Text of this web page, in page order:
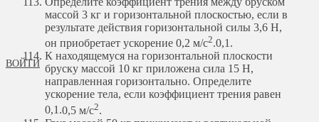
ВОЙТИ
массой 3 кг и горизонтальной плоскостью, если в
результате действия горизонтальной силы 3,6 Н,
он приобретает ускорение 0,2 м/с2.0,1.
К находящемуся на горизонтальной плоскости
бруску массой 10 кг приложена сила 15 Н,
направленная горизонтально. Определите
ускорение тела, если коэффициент трения равен
0,1.0,5 м/с2.